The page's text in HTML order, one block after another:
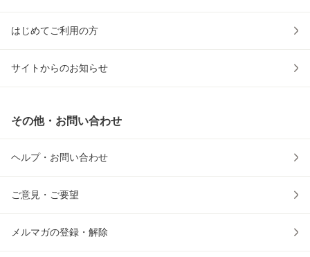
はじめてご利用の方
サイトからのお知らせ
その他・お問い合わせ
ヘルプ・お問い合わせ
ご意見・ご要望
メルマガの登録・解除